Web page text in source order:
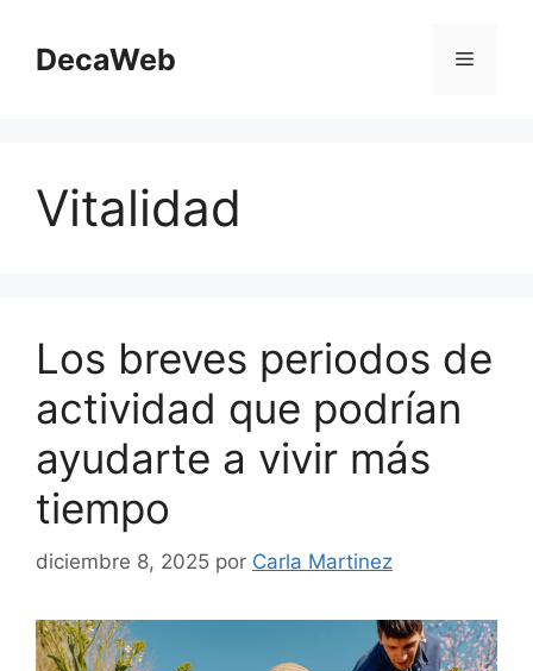
contenido
DecaWeb Menú
Vitalidad
Los breves periodos de
actividad que podrían
ayudarte a vivir más
tiempo
diciembre 8, 2025 por Carla Martinez